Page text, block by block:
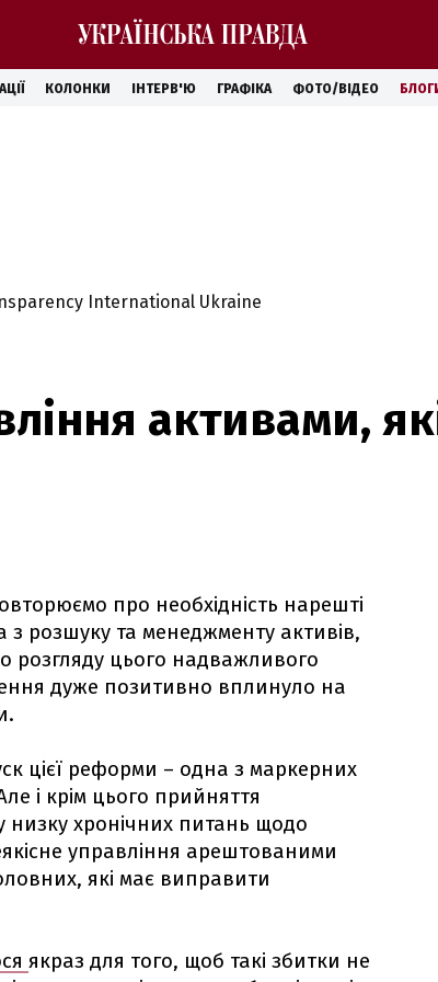
КОЛОНКИ ІНТЕРВ'Ю ГРАФІКА ФОТО/ВІДЕО
International Ukraine
активами,
про необхідність нарешті
розшуку та менеджменту активів,
розгляду цього надважливого
дуже позитивно вплинуло на
цієї реформи – одна з маркерних
і крім цього прийняття
низку хронічних питань щодо
управління арештованими
які має виправити
якраз для того, щоб такі збитки не